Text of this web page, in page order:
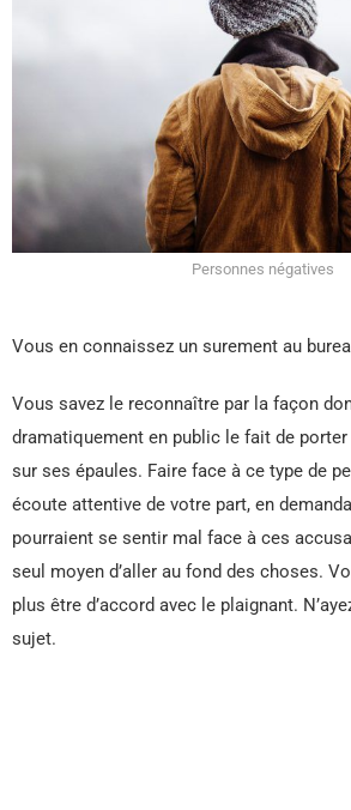
Personnes négatives
Vous en connaissez un surement au
Vous savez le reconnaître par la façon
dramatiquement en public le fait de
sur ses épaules. Faire face à ce type de
écoute attentive de votre part, en
pourraient se sentir mal face à ces
seul moyen d’aller au fond des choses.
plus être d’accord avec le plaignant.
sujet.